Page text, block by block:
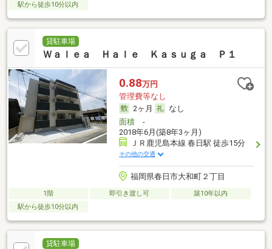
駅から徒歩10分以内
貸駐車場
Ｗａｌｅａ Ｈａｌｅ Ｋａｓｕｇａ Ｐ１
0.88万円
管理費等なし
2ヶ月
なし
面積-
2018年6月(築8年3ヶ月)
ＪＲ鹿児島本線 春日駅 徒歩15分
その他の交通
福岡県春日市大和町２丁目
1階 即引き渡し可
築10年以内
駅から徒歩10分以内
貸駐車場